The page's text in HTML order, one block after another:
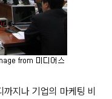
지나 기업의 마케팅 비